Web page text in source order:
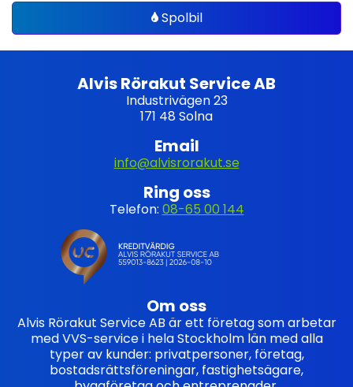
Spolbil
Alvis Rörakut Service AB
Industrivägen 23
171 48 Solna
Email
info@alvisrorakut.se
Ring oss
Telefon: 08-65 00 144
Om oss
Alvis Rörakut Service AB är ett företag som arbetar
med VVS-service i hela Stockholm län med alla
typer av kunder: privatpersoner, företag,
bostadsrättsföreningar, fastighetsägare,